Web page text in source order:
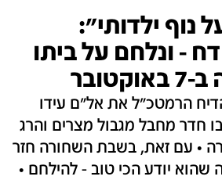
נוף ילדותי":
- ונלחם על ביתו
הרמטכ"ל את אל"ם עידו
חדר מחבל מגבול מצרים והרג
• עם זאת, בשבת השחורה חזר
יודע הכי טוב - להילחם •